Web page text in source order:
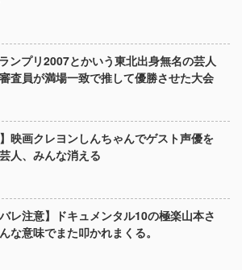
ンプリ2007とかいう東北出身無名の芸人
査員が満場一致で推して優勝させた大会
】映画クレヨンしんちゃんでゲスト声優を
人、みんな消える
バレ注意】ドキュメンタル10の極楽山本さ
な意味でまた叩かれまくる。